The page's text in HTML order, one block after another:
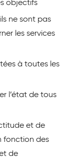
objectifs
ne sont pas
les services
à toutes les
l’état de tous
et de
fonction des
de